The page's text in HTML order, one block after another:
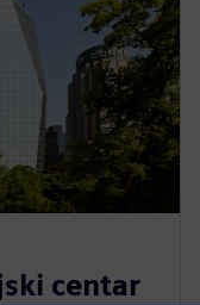
centar